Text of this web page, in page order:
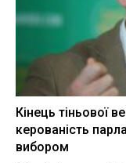
Кінець тіньової
керованість
вибором